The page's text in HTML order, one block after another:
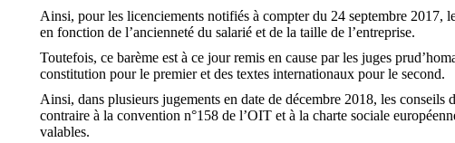
Ainsi, pour les licenciements notifiés à compter du 24 septembre 2017,
en fonction de l’ancienneté du salarié et de la taille de l’entreprise.
Toutefois, ce barème est à ce jour remis en cause par les juges
constitution pour le premier et des textes internationaux pour le second.
Ainsi, dans plusieurs jugements en date de décembre 2018, les
contraire à la convention n°158 de l’OIT et à la charte sociale
valables.